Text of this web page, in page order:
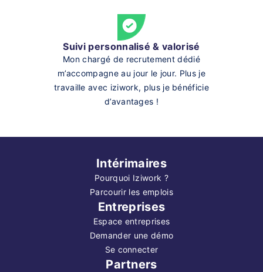
Suivi personnalisé & valorisé
Mon chargé de recrutement dédié
m’accompagne au jour le jour. Plus je
travaille avec iziwork, plus je bénéficie
d’avantages !
Intérimaires
Pourquoi Iziwork ?
Parcourir les emplois
Entreprises
Espace entreprises
Demander une démo
Se connecter
Partners